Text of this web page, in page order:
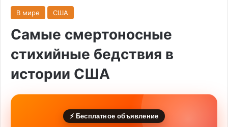
В мире США
Самые смертоносные
стихийные бедствия в
истории США
⚡ Бесплатное объявление